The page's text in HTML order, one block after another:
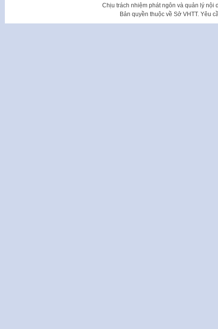
Chịu trách nhiệm phát ngôn và quản lý nội
Bản quyền thuộc về Sở VHTT. Yêu